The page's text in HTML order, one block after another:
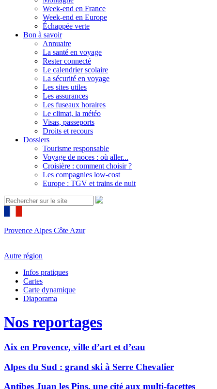
Week-end en France
Week-end en Europe
Échappée verte
Bon à savoir
Annuaire
La santé en voyage
Rester connecté
Le calendrier scolaire
La sécurité en voyage
Les sites utiles
Les assurances
Les fuseaux horaires
Le climat, la météo
Visas, passeports
Droits et recours
Dossiers
Tourisme responsable
Voyage de noces : où aller...
Croisière : comment choisir ?
Les compagnies low-cost
Europe : TGV et trains de nuit
Provence Alpes Côte Azur
Autre région
Infos pratiques
Cartes
Carte dynamique
Diaporama
Nos reportages
Aix en Provence, ville d’art et d’eau
Alpes du Sud : grand ski à Serre Chevalier
Antibes Juan les Pins, une cité aux multi-facettes